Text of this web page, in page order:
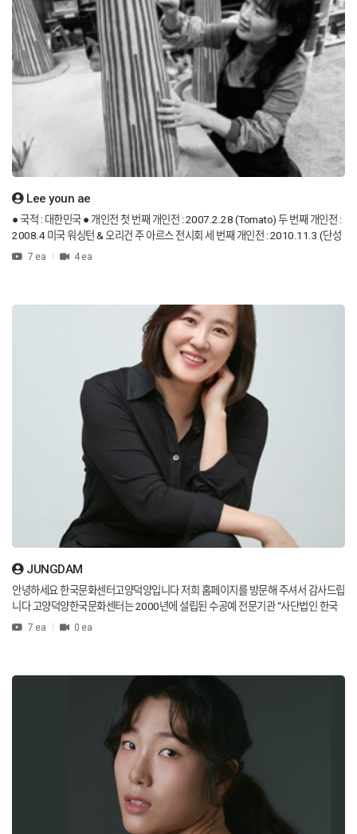
의 그림이야기 출간 대한민국 미술대전 심사위원 경기 미술대전 심사위원 경기도 평
화통일 미술대전 심사위원 및 운영위원 회룡 미술대전 심사위원 [현재 활동] 한국예
술인 복지재단, 한국 미협, 생묵회, 한강 미술협회, 원소회, 진경사생회, 경기 국제미
술 창작협회 회장 Profile - Suyam Park Kyungho Born in Seoul Master’s degree i
n Art Education from Dongguk University Graduate School of Education Studi
ed under Master Kim Jongguk (Sudaeng) Held 14 solo exhibitions (including
3 booth exhibitions) Received Minister of Culture and Sports Award Received
Seoul City Council Chairman Award and Korea Fine Arts Association Chairman
Award K-ART Street Communication Project – Gwanghwamun Korea Calligra
phy Exhibition – Pyeongchang Mui Art Museum Four Seasons of Gyeonggi –
(Beautiful Landscape Exhibition) Guri Art Hall Korean Art Today 100 Artists Ex
Center Contemporary Nature of Korean Natural Environment – POSCO Gallery
National Excellent Artists Invitational Exhibition – Gallery Top Korean Art Festi
val – Onse Art Center 2019-2020 Korea-Romania International Art Exchange E
all Mokpo Sumuk Biennale 2018 The Master and Disciple Exhibition (Insa Art
blic Art Project 2021 – Dream of Dongducheon Exhibition (Dongducheon Cit
y Hall) 2023 – SoYo Yechan Mural Project 6m-60m Invited Solo Exhibition at
Gyeonggi Provincial Government North Office Gallery Four Seasons of Gyeon
ggi Beautiful Landscape Exhibition Nature, People, and Art Harmony Exhibitio
n – Pocheon Banwon Art Hall Published Sooam’s Story of Paintings Over 150
group exhibitions Served as a judge for the Korea Fine Arts Exhibition Served
as a judge for the Gyeonggi Fine Arts Exhibition Served as a judge and operati
onal committee member for the Gyeonggi Peace & Unification Fine Arts Exhib
ition Served as a judge for the Hoeryong Fine Arts Exhibition Current Positions
President of the Korea Artists Welfare Foundation, Korea Fine Arts Associatio
n, Saengmokhoe, Han River Art Association, Wonsohoe, Jinkyeong Life Drawi
ng Association, Gyeonggi International Art Creation Association.
Lee youn ae
● 국적 : 대한민국 ● 개인전 첫 번째 개인전 : 2007.2.28 (Tomato) 두 번째 개인전 :
2008.4 미국 워싱턴 & 오리건 주 아르스 전시회 세 번째 개인전 : 2010.11.3 (단성
갤러리) 네 번째 개인전 : 2011.4.13 (KBS 방송국) 다섯 번째 개인전 : 2011.5.19
협회 이사 도자기 마을 회원 및 도자기 연구소 운영 ● Nationality : Republic of Kore
a ● Personal exhibition 1st Individual Exhibition 2007.2.28 (Tomato) 2nd indi
vidual exhibition 2008.4 Ars Exhibition in Washington & Oregon State 3rd Indi
vidual Exhibition 2010.11.3 (Danseong Gallery) 4th Individual Exhibition 201
1.4.13 (KBS Broadcasting Station) 5th Individual Exhibition 2011.5.19 (Guri
Tower) 6th Individual Exhibition 2014.8.22 Scent of Daily Life (Lotte Hotel) 7t
h Individual Exhibition 2022.4.13 (Kyungin Museum of Art) ● Awards Seoul Ar
t Exhibition Election Appointment to Seoul Women's Art Exhibition Special sel
ection of the Korean Art Exhibition ● The present Director of the Korea Fine Art
s Association Director of the Nowon Fine Arts Association Director of the Se
oul Fine Arts Association, Pottery village members & pottery lab operation
7 ea 4 ea
JUNGDAM
안녕하세요 한국문화센터고양덕양입니다 저희 홈페이지를 방문해 주셔서 감사드립
니다 고양덕양한국문화센터는 2000년에 설립된 수공예 전문기관 “사단법인 한국
공예기능협회”, “사단법인 한국문화센터터연합회”와 활동을 같이하고 있습니다 저
최고의 편의를 제공하고 있습니다. 당신의 삶의 긴 여정에 자신감을 가지고 자신의
능력과 끼를 개발해 전문가의 꿈을 실현 할 수 있도록 도와드리고 있습니다. 삶의 여
유와 배움의 즐거움을 느낄 수 있는곳! 생활의 활력소와 미래를 계획하는 따뜻한 공
간이 되도록 노력하겠습니다. 100세 시대 두번째 꿈을 한국문화센터와 함께 하세요
7 ea 0 ea